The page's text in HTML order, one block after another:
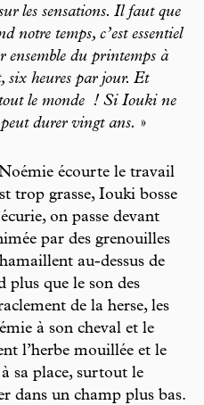
les sensations. Il faut que
notre temps, c’est essentiel
du printemps à
six heures par jour. Et
le monde ! Si Iouki ne
peut durer vingt ans. »
écourte le travail
trop grasse, Iouki bosse
on passe devant
par des grenouilles
au-dessus de
plus que le son des
de la herse, les
à son cheval et le
l’herbe mouillée et le
sa place, surtout le
dans un champ plus bas.